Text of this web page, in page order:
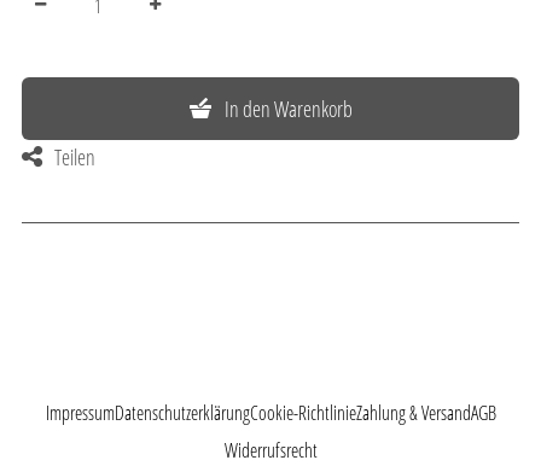
In den Warenkorb
Teilen
ImpressumDatenschutzerklärungCookie-RichtlinieZahlung & VersandAGB
Widerrufsrecht